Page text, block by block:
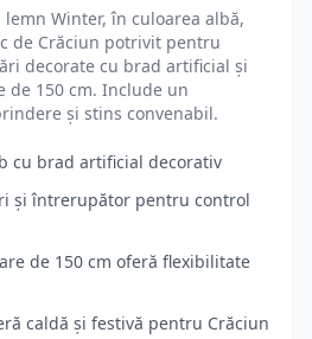
Winter, în culoarea albă,
de Crăciun potrivit pentru
decorate cu brad artificial și
de 150 cm. Include un
și stins convenabil.
cu brad artificial decorativ
și întrerupător pentru control
de 150 cm oferă flexibilitate
caldă și festivă pentru Crăciun